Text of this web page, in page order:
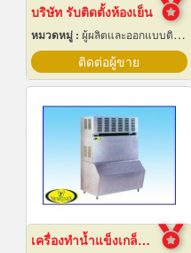
บริษัท รับติดตั้งห้องเย็น
หมวดหมู่ : ผู้ผลิตและออกแบบติดตั้งห้องเย็น
ติดต่อผู้ขาย
เครื่องทำน้ำแข็งเกล็ดกรอบ เชียงใหม่